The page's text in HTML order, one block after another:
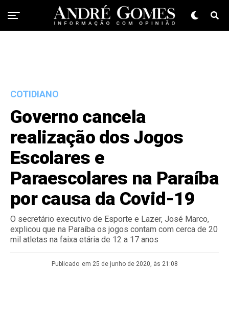
COTIDIANO
Governo cancela
realização dos Jogos
Escolares e
Paraescolares na Paraíba
por causa da Covid-19
O secretário executivo de Esporte e Lazer, José Marco,
explicou que na Paraíba os jogos contam com cerca de 20
mil atletas na faixa etária de 12 a 17 anos
Publicado em 25 de junho de 2020, às 21:08